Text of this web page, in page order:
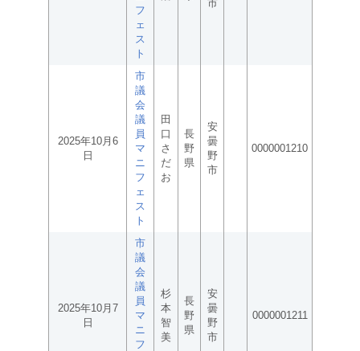
フ
ェ
ス
ト
市
2025年10月6
日
市
議
会
議
員
マ
ニ
フ
ェ
ス
ト
田
口
さ
だ
お
長
野
県
安
曇
野
市
0000001210
2025年10月7
日
市
議
会
議
員
マ
ニ
フ
杉
本
智
美
長
野
県
安
曇
野
市
0000001211